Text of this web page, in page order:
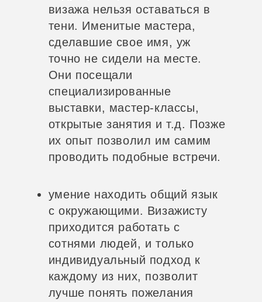
визажа нельзя оставаться в
тени. Именитые мастера,
сделавшие свое имя, уж
точно не сидели на месте.
Они посещали
специализированные
выставки, мастер-классы,
открытые занятия и т.д. Позже
их опыт позволил им самим
проводить подобные встречи.
умение находить общий язык
с окружающими. Визажисту
приходится работать с
сотнями людей, и только
индивидуальный подход к
каждому из них, позволит
лучше понять пожелания